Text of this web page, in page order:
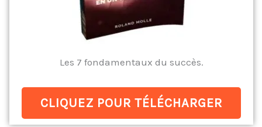
Les 7 fondamentaux du succès.
CLIQUEZ POUR TÉLÉCHARGER